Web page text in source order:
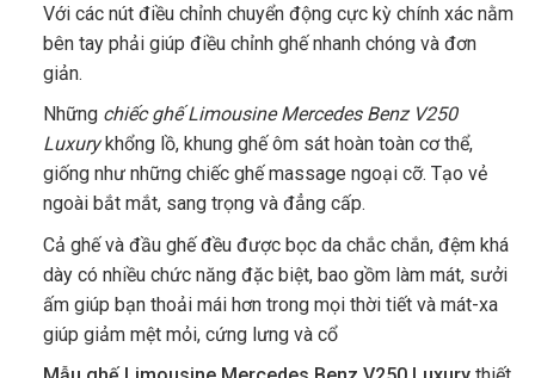
Với các nút điều chỉnh chuyển động cực kỳ chính xác nằm
bên tay phải giúp điều chỉnh ghế nhanh chóng và đơn
giản.
Những chiếc ghế Limousine Mercedes Benz V250
Luxury khổng lồ, khung ghế ôm sát hoàn toàn cơ thể,
giống như những chiếc ghế massage ngoại cỡ. Tạo vẻ
ngoài bắt mắt, sang trọng và đẳng cấp.
Cả ghế và đầu ghế đều được bọc da chắc chắn, đệm khá
dày có nhiều chức năng đặc biệt, bao gồm làm mát, sưởi
ấm giúp bạn thoải mái hơn trong mọi thời tiết và mát-xa
giúp giảm mệt mỏi, cứng lưng và cổ